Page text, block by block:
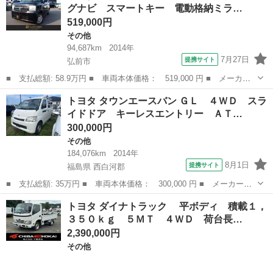
ｈ・バッ...
グナビ スマートキー 電動格納ミラ…
519,000円
その他
94,687km
2014年
弘前市
提携サイト 7月27日
■ 支払総額: 58.9万円 ■ 車両本体価格： 519,000 円 ■ メーカー
名： トヨタ ■ 車種名： ピクシススペース ■ グレード名：
Ｘ ４ＷＤ フルセグナビ スマートキー 電動格納ミラー ■ 排気
量： 660...
青森 弘前市 その他
トヨタ タウンエースバン ＧＬ ４ＷＤ スラ
イドドア キーレスエントリー ＡＴ…
300,000円
その他
184,076km
2014年
福島県 西白河郡
提携サイト 8月1日
■ 支払総額: 35万円 ■ 車両本体価格： 300,000 円 ■ メーカー
名： トヨタ ■ 車種名： タウンエースバン ■ グレード名： Ｇ
Ｌ ４ＷＤ スライドドア キーレスエントリー ＡＴ アルミホイ
ール ＡＢＳ パ...
福島 西白河郡 その他
トヨタ ダイナトラック 平ボディ 積載１，
３５０ｋｇ ５ＭＴ ４ＷＤ 荷台長…
2,390,000円
その他